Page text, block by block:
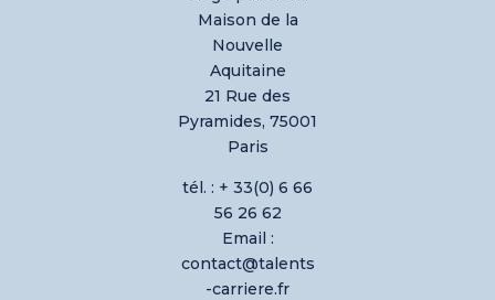
Maison de la
Nouvelle
Aquitaine
21 Rue des
Pyramides, 75001
Paris
tél. : + 33(0) 6 66
56 26 62
Email :
contact@talents
-carriere.fr